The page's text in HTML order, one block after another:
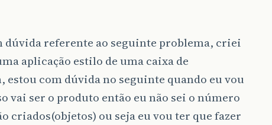
dúvida referente ao seguinte problema, criei
aplicação estilo de uma caixa de
estou com dúvida no seguinte quando eu vou
vai ser o produto então eu não sei o número
criados(objetos) ou seja eu vou ter que fazer